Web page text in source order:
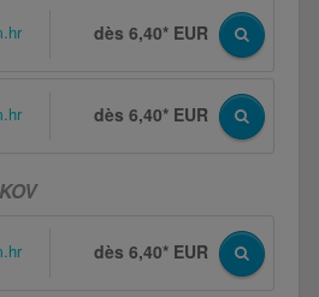
dès 6,40* EUR
dès 6,40* EUR
dès 6,40* EUR